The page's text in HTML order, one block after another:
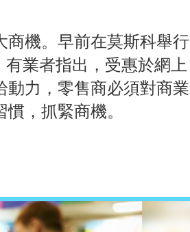
商機。早前在莫斯科舉行
業者指出，受惠於網上
動力，零售商必須對商業
，抓緊商機。